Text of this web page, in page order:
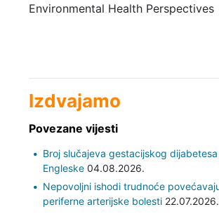
Environmental Health Perspectives
Izdvajamo
Povezane vijesti
Broj slučajeva gestacijskog
Engleske04.08.2026.
Nepovoljni ishodi trudnoće
periferne arterijske bolesti22.07.2026.